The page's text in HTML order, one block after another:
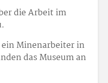
die Arbeit im
Minenarbeiter in
das Museum an